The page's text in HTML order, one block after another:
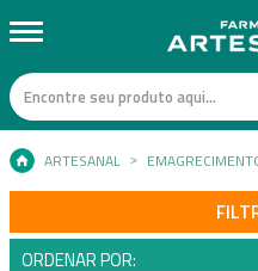
ARTESANAL
ORDENAR POR: